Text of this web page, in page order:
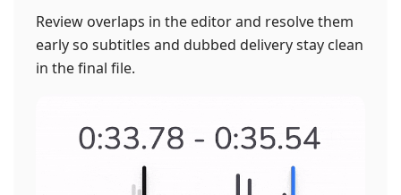
Review overlaps in the editor and resolve them
early so subtitles and dubbed delivery stay clean
in the final file.